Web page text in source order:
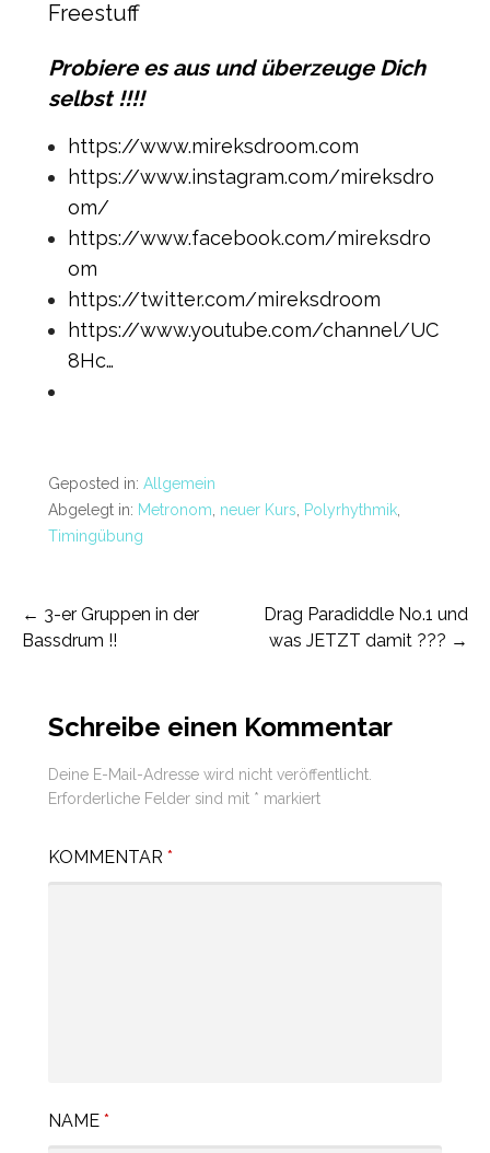
Freestuff
Probiere es aus und überzeuge Dich
selbst !!!!
https://www.mireksdroom.com
https://www.instagram.com/mireksdro
om/
https://www.facebook.com/mireksdro
om
https://twitter.com/mireksdroom
https://www.youtube.com/channel/UC
8Hc…
Geposted in: Allgemein
Abgelegt in: Metronom neuer Kurs Polyrhythmik
Timingübung
Beitragsnavigation
← 3-er Gruppen in der
Bassdrum !!
Drag Paradiddle No.1 und
was JETZT damit ??? →
Schreibe einen Kommentar
Deine E-Mail-Adresse wird nicht veröffentlicht.
Erforderliche Felder sind mit * markiert
KOMMENTAR *
NAME *